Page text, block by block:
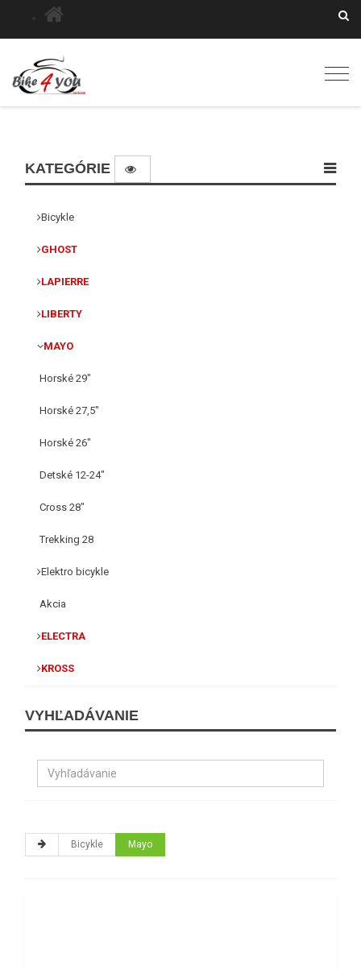
KATEGÓRIE
Bicykle
GHOST
LAPIERRE
LIBERTY
MAYO
Horské 29"
Horské 27,5"
Horské 26"
Detské 12-24"
Cross 28"
Trekking 28
Elektro bicykle
Akcia
ELECTRA
KROSS
VYHĽADÁVANIE
Bicykle Mayo